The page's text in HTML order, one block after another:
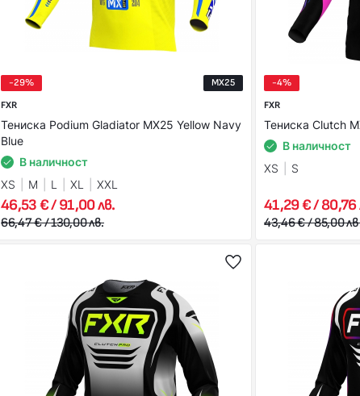
-29%
MX25
FXR
Тениска Podium Gladiator MX25 Yellow Navy
Blue
В наличност
XS
M L XL XXL
46,53 € / 91,00 лв.
66,47 € / 130,00 лв.
-4%
FXR
Тениска Clutch
В наличност
XS
S
41,29 € / 80,76
43,46 € / 85,00